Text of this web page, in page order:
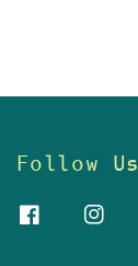
Follow Us